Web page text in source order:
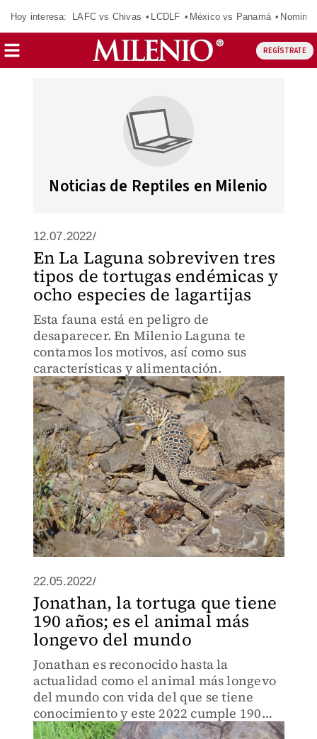
Hoy interesa: LAFC vs Chivas LCDLF México vs Panamá
REGÍSTRATE
Noticias de Reptiles en Milenio
12.07.2022/
En La Laguna sobreviven tres
tipos de tortugas endémicas y
ocho especies de lagartijas
Esta fauna está en peligro de
desaparecer. En Milenio Laguna te
contamos los motivos, así como sus
características y alimentación.
22.05.2022/
Jonathan, la tortuga que tiene
190 años; es el animal más
longevo del mundo
Jonathan es reconocido hasta la
actualidad como el animal más longevo
del mundo con vida del que se tiene
conocimiento y este 2022 cumple 190
años.